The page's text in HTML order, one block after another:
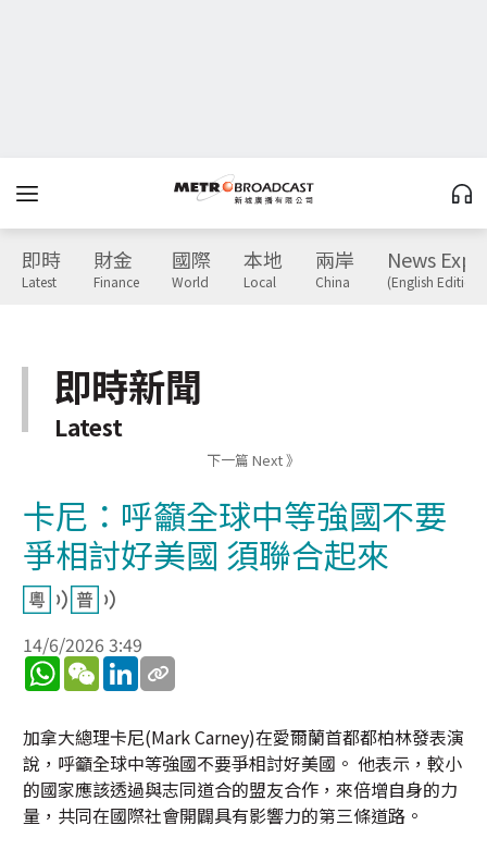
即時
Latest
財金
Finance
國際
World
本地
Local
兩岸
China
News
(English Edition)
即時新聞
Latest
下一篇 Next 》
卡尼：呼籲全球中等強國不要
爭相討好美國 須聯合起來
14/6/2026 3:49
WhatsApp
WeChatLinkedIn
加拿大總理卡尼(Mark Carney)在愛爾蘭首都都柏林發表演
說，呼籲全球中等強國不要爭相討好美國。 他表示，較小
的國家應該透過與志同道合的盟友合作，來倍增自身的力
量，共同在國際社會開闢具有影響力的第三條道路。